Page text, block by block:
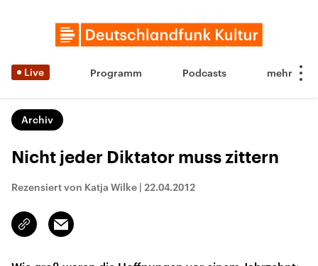
Live Programm Podcasts
Archiv
Nicht jeder Diktator muss zittern
Rezensiert von Katja Wilke | 22.04.2012
Link
kopieren/teilen
Email